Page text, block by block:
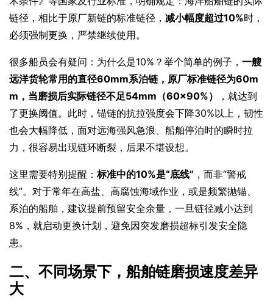
链径，相比于原厂新链的标准链径， 减小幅度超过10%时，
必须强制更换，严禁继续使用。
很多船员会有疑问：为什么是10%？举个简单的例子， 一艘
远洋货轮常用的直径60mm系泊链，原厂标准链径为60m
m，当磨损后实际链径不足54mm（60×90%）
，就达到
了更换阈值。此时，锚链的抗拉强度会下降30%以上，韧性
也会大幅降低，面对远海强风急浪、船舶停泊时的瞬时拉
力，很容易出现链环断裂，后果不堪设想。
这里需要特别提醒： 标准中的10%是“底线” ，而非“警戒
线”。对于常年在高盐、高腐蚀海域作业，或是频繁抛锚、
系泊的船舶，建议提前预留安全余量，一旦链径减小达到
8%，就启动更换计划，避免因突发磨损超标引发安全隐
患。
二、不同场景下，船舶链磨损速度差异
大